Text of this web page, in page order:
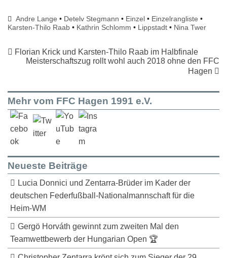
Andre Lange • Detelv Stegmann • Einzel • Einzelrangliste •
Karsten-Thilo Raab • Kathrin Schlomm • Lippstadt • Nina Twer
Florian Krick und Karsten-Thilo Raab im Halbfinale
Meisterschaftszug rollt wohl auch 2018 ohne den FFC
Hagen
Mehr vom FFC Hagen 1991 e.V.
Neueste Beiträge
Lucia Donnici und Zentarra-Brüder im Kader der
deutschen Federfußball-Nationalmannschaft für die
Heim-WM
Gergö Horváth gewinnt zum zweiten Mal den
Teamwettbewerb der Hungarian Open 🏆